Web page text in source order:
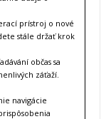
prístroj o nové
stále držať krok
občas sa
záťaží.
navigácie